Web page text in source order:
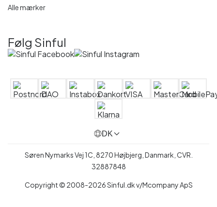
Alle mærker
Følg Sinful
DK
Søren Nymarks Vej 1C, 8270 Højbjerg, Danmark, CVR.
32887848
Copyright © 2008-2026 Sinful.dk v/Mcompany ApS